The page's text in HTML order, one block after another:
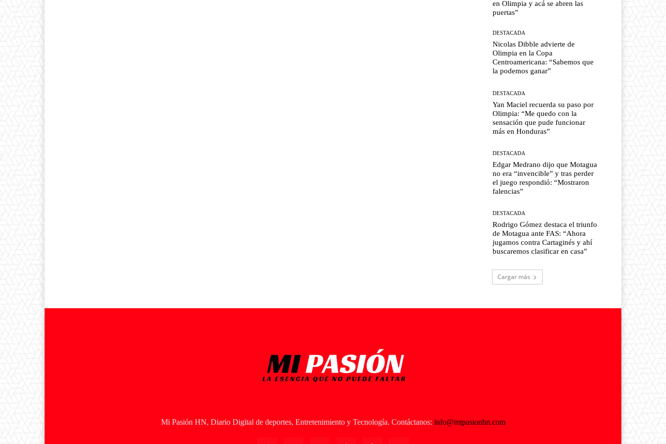
en Olimpia y acá se abren las
puertas”
DESTACADA
Nicolas Dibble advierte de
Olimpia en la Copa
Centroamericana: “Sabemos que
la podemos ganar”
DESTACADA
Yan Maciel recuerda su paso por
Olimpia: “Me quedo con la
sensación que pude funcionar
más en Honduras”
DESTACADA
Edgar Medrano dijo que Motagua
no era “invencible” y tras perder
el juego respondió: “Mostraron
falencias”
DESTACADA
Rodrigo Gómez destaca el triunfo
de Motagua ante FAS: “Ahora
jugamos contra Cartaginés y ahí
buscaremos clasificar en casa”
Cargar más
Mi Pasión HN, Diario Digital de deportes, Entretenimiento y Tecnología. Contáctanos: info@mipasionhn.com